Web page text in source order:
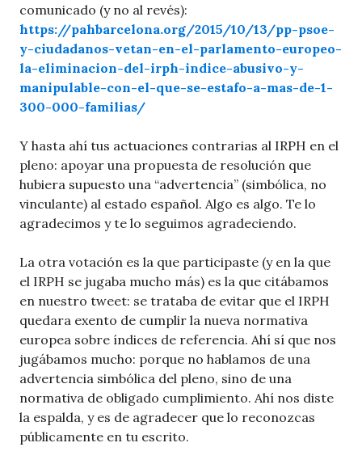
comunicado (y no al revés):
https://pahbarcelona.org/2015/10/13/pp-psoe-
y-ciudadanos-vetan-en-el-parlamento-europeo-
la-eliminacion-del-irph-indice-abusivo-y-
manipulable-con-el-que-se-estafo-a-mas-de-1-
300-000-familias/
Y hasta ahí tus actuaciones contrarias al IRPH en el
pleno: apoyar una propuesta de resolución que
hubiera supuesto una “advertencia” (simbólica, no
vinculante) al estado español. Algo es algo. Te lo
agradecimos y te lo seguimos agradeciendo.
La otra votación es la que participaste (y en la que
el IRPH se jugaba mucho más) es la que citábamos
en nuestro tweet: se trataba de evitar que el IRPH
quedara exento de cumplir la nueva normativa
europea sobre índices de referencia. Ahí sí que nos
jugábamos mucho: porque no hablamos de una
advertencia simbólica del pleno, sino de una
normativa de obligado cumplimiento. Ahí nos diste
la espalda, y es de agradecer que lo reconozcas
públicamente en tu escrito.